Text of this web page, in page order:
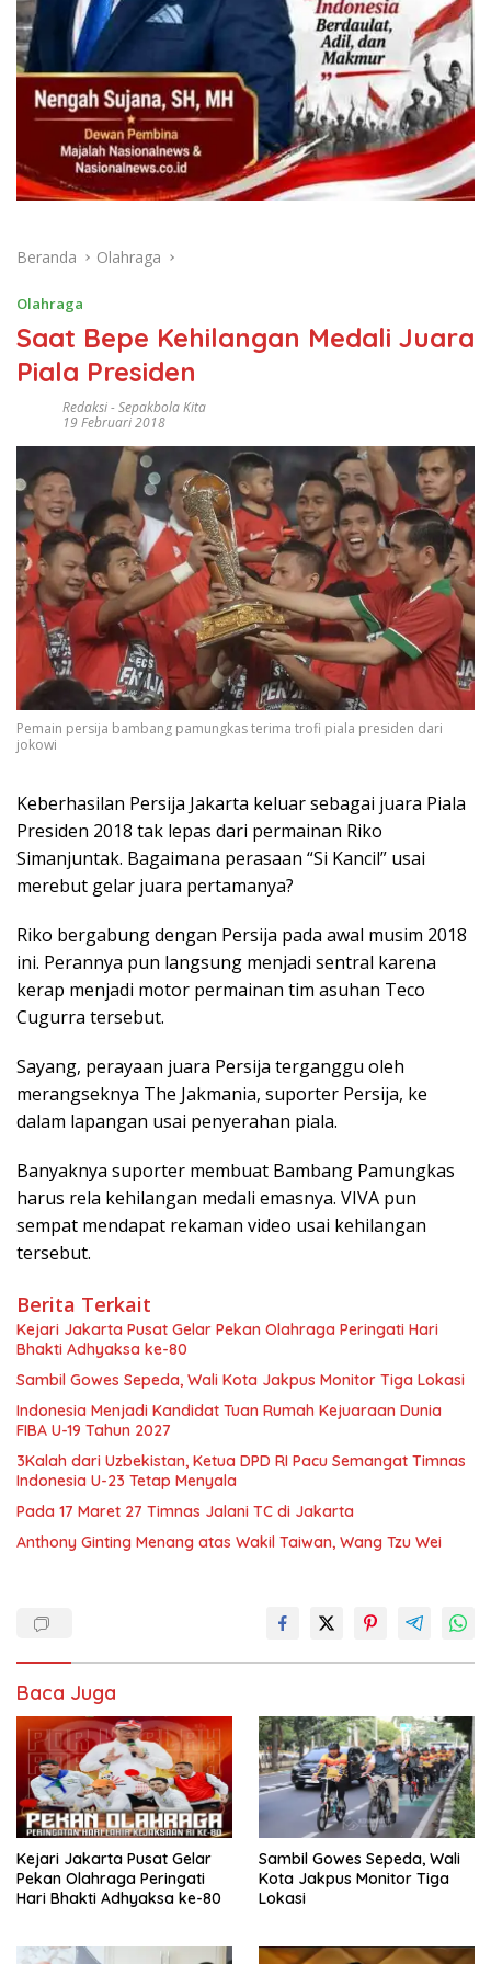
Beranda Olahraga
Olahraga
Saat Bepe Kehilangan Medali Juara
Piala Presiden
Redaksi-Sepakbola Kita
19 Februari 2018
Pemain persija bambang pamungkas terima trofi piala presiden dari
jokowi
Keberhasilan Persija Jakarta keluar sebagai juara Piala
Presiden 2018 tak lepas dari permainan Riko
Simanjuntak. Bagaimana perasaan “Si Kancil” usai
merebut gelar juara pertamanya?
Riko bergabung dengan Persija pada awal musim 2018
ini. Perannya pun langsung menjadi sentral karena
kerap menjadi motor permainan tim asuhan Teco
Cugurra tersebut.
Sayang, perayaan juara Persija terganggu oleh
merangseknya The Jakmania, suporter Persija, ke
dalam lapangan usai penyerahan piala.
Banyaknya suporter membuat Bambang Pamungkas
harus rela kehilangan medali emasnya. VIVA pun
sempat mendapat rekaman video usai kehilangan
tersebut.
Berita Terkait
Kejari Jakarta Pusat Gelar Pekan Olahraga Peringati Hari
Bhakti Adhyaksa ke-80
Sambil Gowes Sepeda, Wali Kota Jakpus Monitor Tiga Lokasi
Indonesia Menjadi Kandidat Tuan Rumah Kejuaraan Dunia
FIBA U-19 Tahun 2027
3Kalah dari Uzbekistan, Ketua DPD RI Pacu Semangat Timnas
Indonesia U-23 Tetap Menyala
Pada 17 Maret 27 Timnas Jalani TC di Jakarta
Anthony Ginting Menang atas Wakil Taiwan, Wang Tzu Wei
Baca Juga
Kejari Jakarta Pusat Gelar
Pekan Olahraga Peringati
Hari Bhakti Adhyaksa ke-80
Sambil Gowes Sepeda, Wali
Kota Jakpus Monitor Tiga
Lokasi